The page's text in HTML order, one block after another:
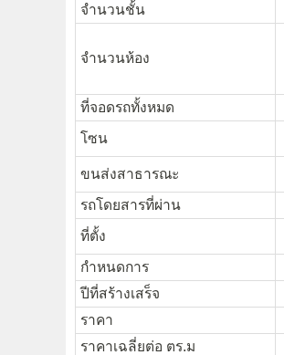
จำนวนชั้น
จำนวนห้อง
ที่จอดรถทั้งหมด
โซน
ขนส่งสาธารณะ
รถโดยสารที่ผ่าน
ที่ตั้ง
กำหนดการ
ปีที่สร้างเสร็จ
ราคา
ราคาเฉลี่ยต่อ ตร.ม